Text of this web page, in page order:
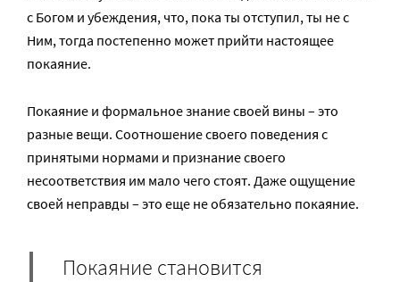
с Богом и убеждения, что, пока ты отступил, ты не с
Ним, тогда постепенно может прийти настоящее
покаяние.
Покаяние и формальное знание своей вины – это
разные вещи. Соотношение своего поведения с
принятыми нормами и признание своего
несоответствия им мало чего стоят. Даже ощущение
своей неправды – это еще не обязательно покаяние.
Покаяние становится